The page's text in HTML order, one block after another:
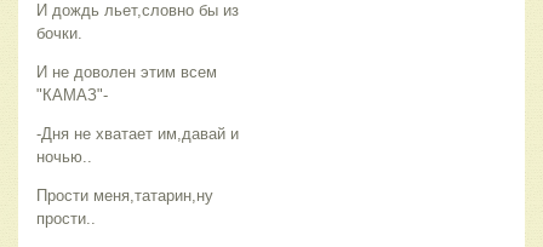
И дождь льет,словно бы из
бочки.
И не доволен этим всем
"КАМАЗ"-
-Дня не хватает им,давай и
ночью..
Прости меня,татарин,ну
прости..